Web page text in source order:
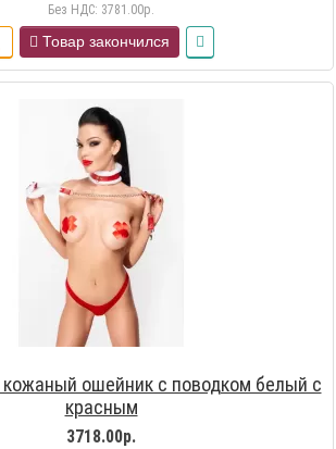
Без НДС: 3781.00р.
Товар закончился
ошейник с поводком белый с
красным
3718.00р.